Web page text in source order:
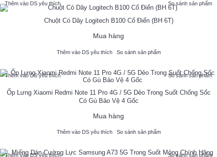
Thêm vào DS yêu thích So sánh sản phẩm
Chuột Có Dây Logitech B100 Cổ Điển (BH 6T)
Mua hàng
Thêm vào DS yêu thích So sánh sản phẩm
Thêm vào DS yêu thích So sánh sản phẩm
Ốp Lưng Xiaomi Redmi Note 11 Pro 4G / 5G Dẻo Trong Suốt Chống Sốc
Có Gù Bảo Vệ 4 Gốc
Mua hàng
Thêm vào DS yêu thích So sánh sản phẩm
Thêm vào DS yêu thích So sánh sản phẩm